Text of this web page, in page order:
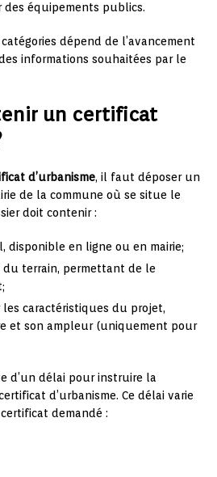
des équipements publics.
dépend de l’avancement
informations souhaitées par le
un certificat
d’urbanisme, il faut déposer un
de la commune où se situe le
doit contenir :
disponible en ligne ou en mairie;
terrain, permettant de le
les caractéristiques du projet,
et son ampleur (uniquement pour
d’un délai pour instruire la
d’urbanisme. Ce délai varie
demandé :